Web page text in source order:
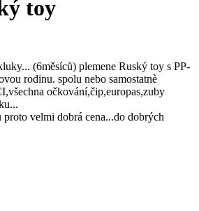
toy
(6měsíců) plemene Ruský toy s PP-
rodinu. spolu nebo samostatnè
očkování,čip,europas,zuby
velmi dobrá cena...do dobrých